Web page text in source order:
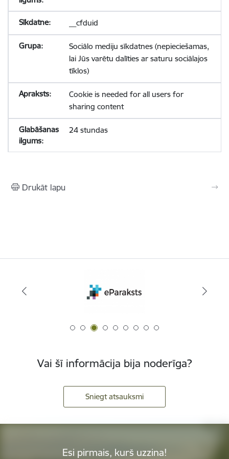
__cfduid
Sociālo mediju sīkdatnes (nepieciešamas,
lai Jūs varētu dalīties ar saturu sociālajos
tīklos)
Cookie is needed for all users for
sharing content
24 stundas
Drukāt lapu
Vai šī informācija bija noderīga?
Sniegt atsauksmi
Esi pirmais, kurš uzzina!